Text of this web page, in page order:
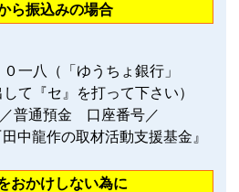
ら振込みの場合
一八（「ゆうちょ銀行」
て『セ』を打って下さい）
普通預金 口座番号／
中龍作の取材活動支援基金』
おかけしない為に